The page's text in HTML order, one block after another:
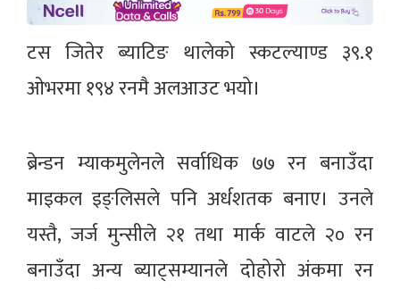
टस जितेर ब्याटिङ थालेको स्कटल्याण्ड ३९.१
ओभरमा १९४ रनमै अलआउट भयो।
ब्रेन्डन म्याकमुलेनले सर्वाधिक ७७ रन बनाउँदा
माइकल इङ्लिसले पनि अर्धशतक बनाए। उनले
यस्तै, जर्ज मुन्सीले २१ तथा मार्क वाटले २० रन
बनाउँदा अन्य ब्याट्सम्यानले दोहोरो अंकमा रन